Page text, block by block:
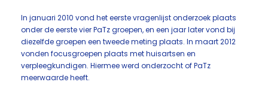
In januari 2010 vond het eerste vragenlijst onderzoek plaats
onder de eerste vier PaTz groepen, en een jaar later vond bij
diezelfde groepen een tweede meting plaats. In maart 2012
vonden focusgroepen plaats met huisartsen en
verpleegkundigen. Hiermee werd onderzocht of PaTz
meerwaarde heeft.